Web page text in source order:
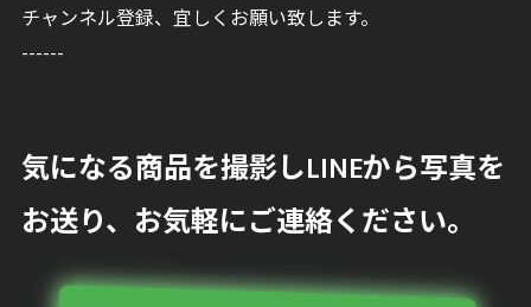
チャンネル登録、宜しくお願い致します。
------
気になる商品を撮影しLINEから写真を
お送り、お気軽にご連絡ください。